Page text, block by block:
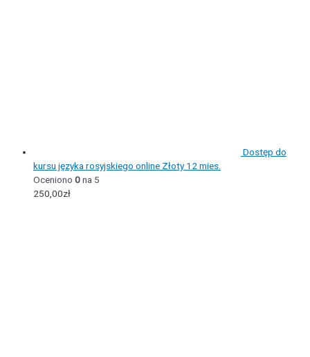
Dostęp do
kursu języka rosyjskiego online Złoty 12 mies.
Oceniono 0na 5
250,00zł